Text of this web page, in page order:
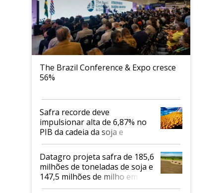
The Brazil Conference & Expo cresce
56%
Safra recorde deve
impulsionar alta de 6,87% no
PIB da cadeia da soja e
biodiesel em 2026
Datagro projeta safra de 185,6
milhões de toneladas de soja e
147,5 milhões de milho em
2026/27